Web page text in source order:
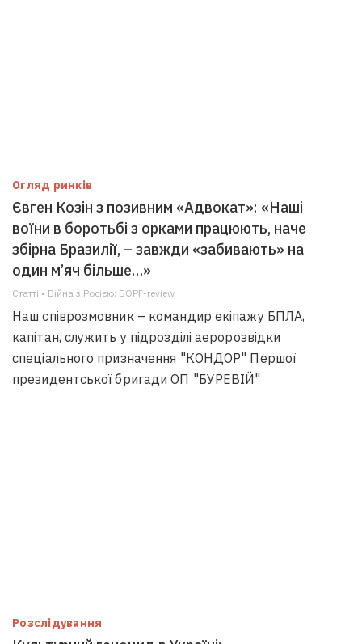
Огляд ринків
Євген Козін з позивним «Адвокат»: «Наші
воїни в боротьбі з орками працюють, наче
збірна Бразилії, – завжди «забивають» на
один м’яч більше…»
Статті • Війна з Росією; БОРГ-review
Наш співрозмовник – командир екіпажу БПЛА,
капітан, служить у підрозділі аеророзвідки
спеціального призначення "КОНДОР" Першої
президентської бригади ОП "БУРЕВІЙ"
Розслідування